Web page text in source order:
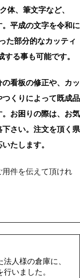
体、筆文字など、
平成の文字を令和に
た部分的なカッティ
る事も可能です。
看板の修正や、カッ
くりによって既成品
お困りの際は、お気
さい。注文を頂く県
たします。
件を伝えて頂けれ
人様の倉庫に、
いました。